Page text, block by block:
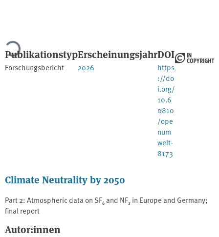
Lade...
Publikationstyp
Forschungsbericht
Erscheinungsjahr
2026
DOI
https
://do
i.org/
10.6
0810
/ope
num
welt-
8173
Climate Neutrality by 2050
Part 2: Atmospheric data on SF₆ and NF₃ in Europe and Germany;
final report
Autor:innen